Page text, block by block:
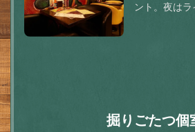
ント。夜はラ
掘りごたつ個
お席 | スパイス研究所 MAD CHEFs マ
東京都港区浜松町２-8-4金田ビル1F